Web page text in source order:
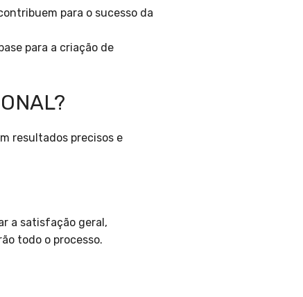
para o sucesso da
para a criação de
resultados precisos e
a satisfação geral,
todo o processo.